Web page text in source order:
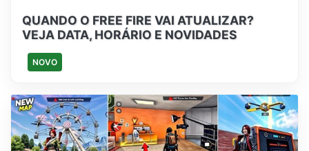
QUANDO O FREE FIRE VAI ATUALIZAR?
VEJA DATA, HORÁRIO E NOVIDADES
NOVO